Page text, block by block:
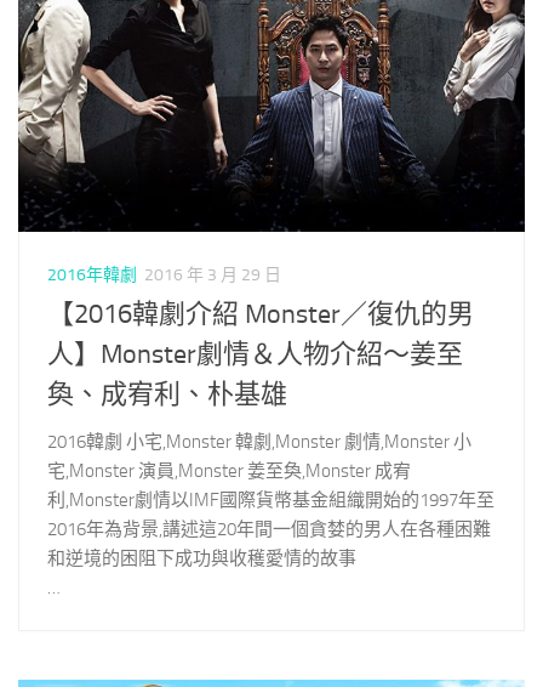
2016年韓劇 2016 年 3 月 29 日
【2016韓劇介紹 Monster／復仇的男
人】Monster劇情＆人物介紹～姜至
奐、成宥利、朴基雄
2016韓劇 小宅,Monster 韓劇,Monster 劇情,Monster 小
宅,Monster 演員,Monster 姜至奐,Monster 成宥
利,Monster劇情以IMF國際貨幣基金組織開始的1997年至
2016年為背景,講述這20年間一個貪婪的男人在各種困難
和逆境的困阻下成功與收穫愛情的故事
…